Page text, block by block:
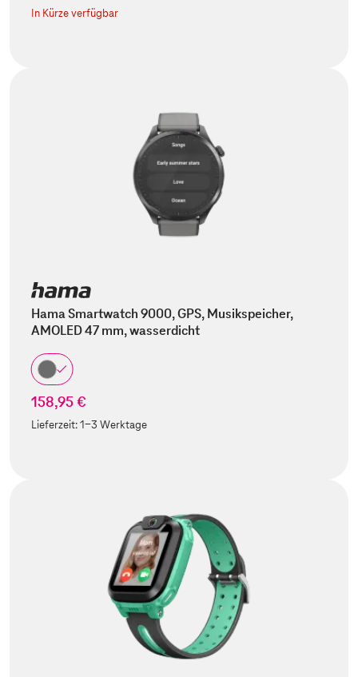
In Kürze verfügbar
Hama Smartwatch 9000, GPS, Musikspeicher,
AMOLED 47 mm, wasserdicht
158,95 €
Lieferzeit:1-3 Werktage